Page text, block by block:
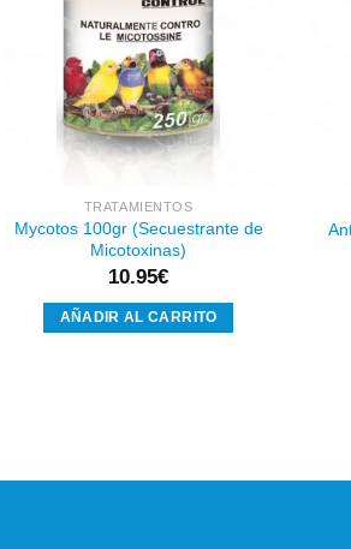
TRATAMIENTOS
Mycotos 100gr (Secuestrante de
Micotoxinas)
10.95€
AÑADIR AL CARRITO